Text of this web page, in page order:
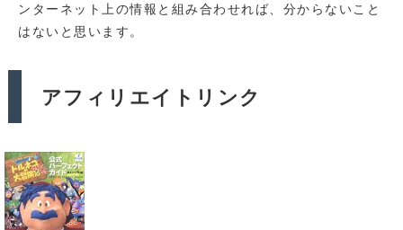
ンターネット上の情報と組み合わせれば、分からないこと
はないと思います。
アフィリエイトリンク